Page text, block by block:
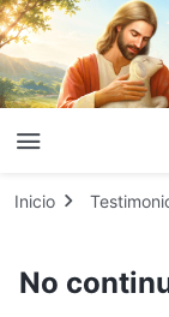
Inicio
No